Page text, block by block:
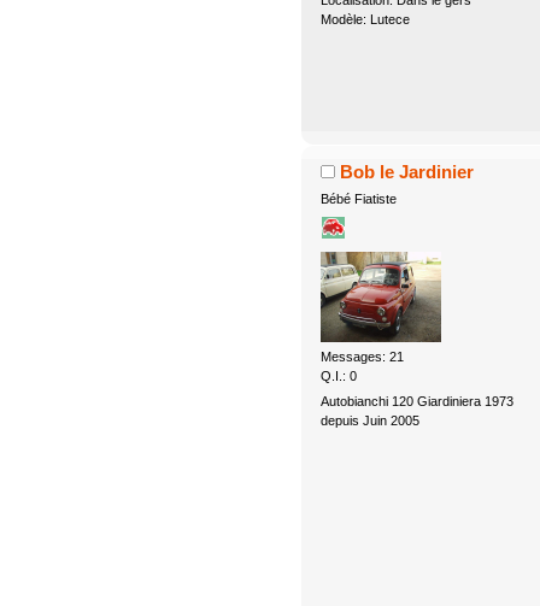
Modèle: Lutece
Bob le Jardinier
Bébé Fiatiste
Messages: 21
Q.I.: 0
Autobianchi 120 Giardiniera 1973
depuis Juin 2005